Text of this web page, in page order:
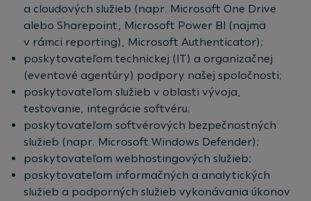
a cloudových služieb (napr. Microsoft One Drive
alebo Sharepoint, Microsoft Power BI (najmä
v rámci reporting), Microsoft Authenticator);
poskytovateľom technickej (IT) a organizačnej
(eventové agentúry) podpory našej spoločnosti;
poskytovateľom služieb v oblasti vývoja,
testovanie, integrácie softvéru;
poskytovateľom softvérových bezpečnostných
služieb (napr. Microsoft Windows Defender);
poskytovateľom webhostingových služieb;
poskytovateľom informačných a analytických
služieb a podporných služieb vykonávania úkonov